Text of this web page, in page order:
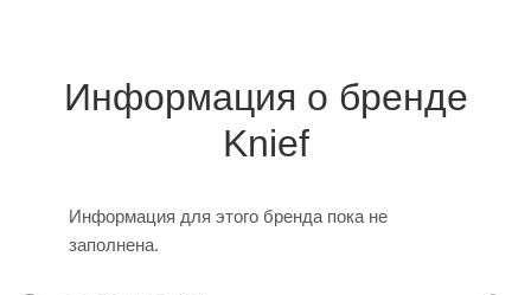
Информация о бренде
Knief
Информация для этого бренда пока не
заполнена.